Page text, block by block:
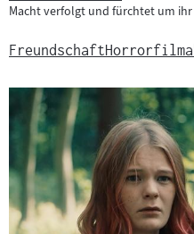
Macht verfolgt und fürchtet um ihr
FreundschaftHorrorfilm